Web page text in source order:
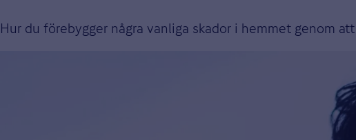
Hur du förebygger några vanliga skador i hemmet genom